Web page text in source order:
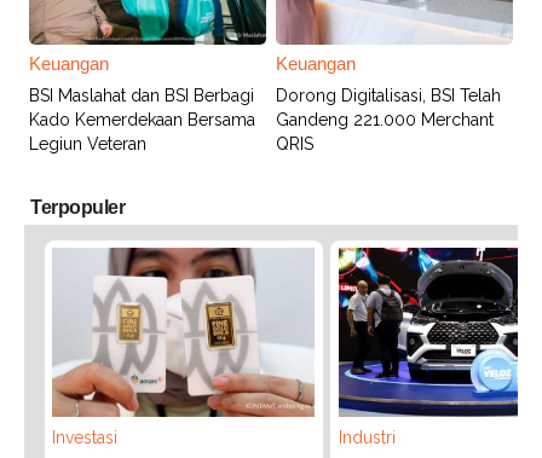
Keuangan
BSI Maslahat dan BSI Berbagi
Kado Kemerdekaan Bersama
Legiun Veteran
Keuangan
Dorong Digitalisasi, BSI Telah
Gandeng 221.000 Merchant
QRIS
Terpopuler
Investasi
Industri